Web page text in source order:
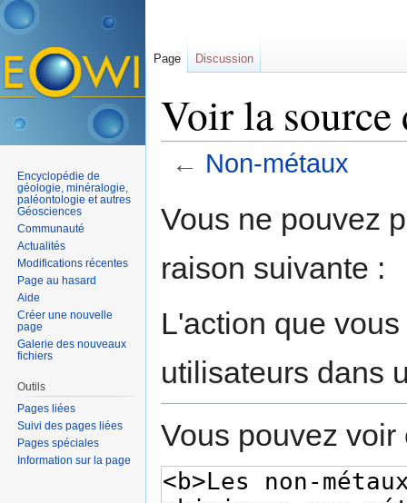
Voir la source
← Non-métaux
Vous ne pouvez
raison suivante :
L'action que
utilisateurs dans
Vous pouvez
Page Discussion
Encyclopédie de
géologie, minéralogie,
paléontologie et autres
Géosciences
Communauté
Actualités
Modifications récentes
Page au hasard
Aide
Créer une nouvelle
page
Galerie des nouveaux
fichiers
Outils
Pages liées
Suivi des pages liées
Pages spéciales
Information sur la page